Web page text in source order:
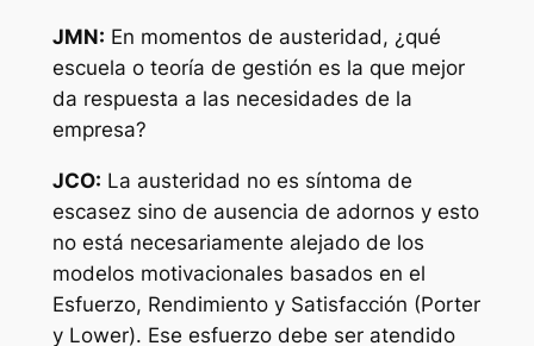
JMN: En momentos de austeridad, ¿qué
escuela o teoría de gestión es la que mejor
da respuesta a las necesidades de la
empresa?
JCO: La austeridad no es síntoma de
escasez sino de ausencia de adornos y esto
no está necesariamente alejado de los
modelos motivacionales basados en el
Esfuerzo, Rendimiento y Satisfacción (Porter
y Lower). Ese esfuerzo debe ser atendido